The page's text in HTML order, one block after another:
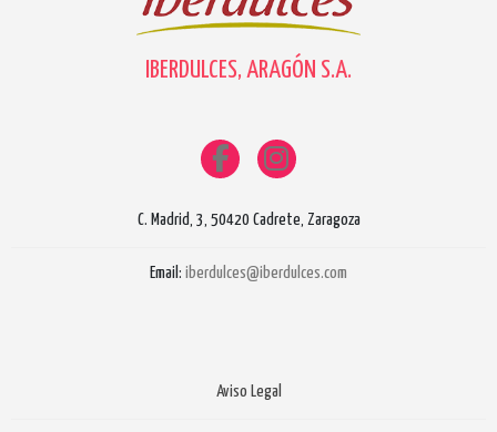
IBERDULCES, ARAGÓN S.A.
C. Madrid, 3, 50420 Cadrete, Zaragoza
Email: iberdulces@iberdulces.com
Aviso Legal